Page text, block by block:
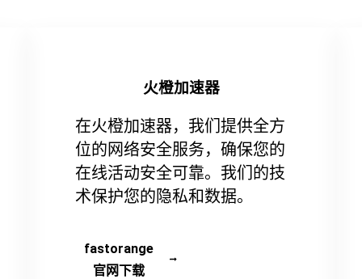
火橙加速器
在火橙加速器，我们提供全方
位的网络安全服务，确保您的
在线活动安全可靠。我们的技
术保护您的隐私和数据。
fastorange
官网下载